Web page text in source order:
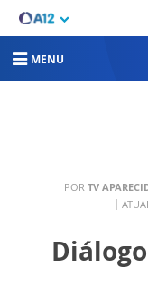
MENU
POR TV